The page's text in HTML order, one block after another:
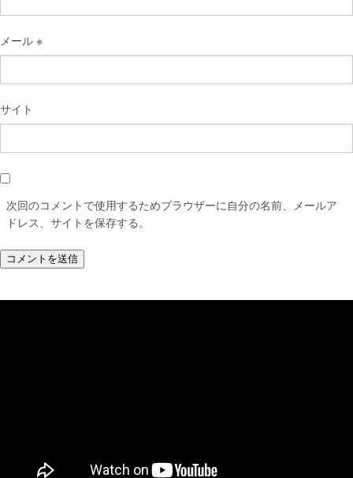
メール ※
サイト
次回のコメントで使用するためブラウザーに自分の名前、メールア
ドレス、サイトを保存する。